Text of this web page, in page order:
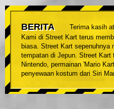
BERITA
Terima kasih
Kami di Street Kart terus
biasa. Street Kart sepenuhnya
tempatan di Jepun. Street Kart
Nintendo, permainan 'Mario
penyewaan kostum dari Siri